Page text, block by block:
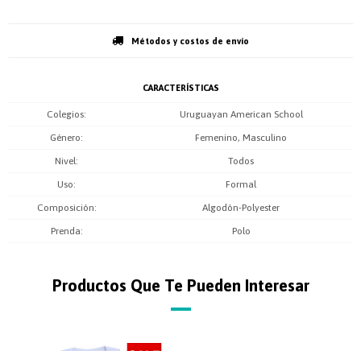
Métodos y costos de envío
CARACTERÍSTICAS
Colegios Uruguayan American School
Género Femenino, Masculino
Nivel Todos
Uso Formal
Composición Algodón-Polyester
Prenda Polo
Productos Que Te Pueden Interesar